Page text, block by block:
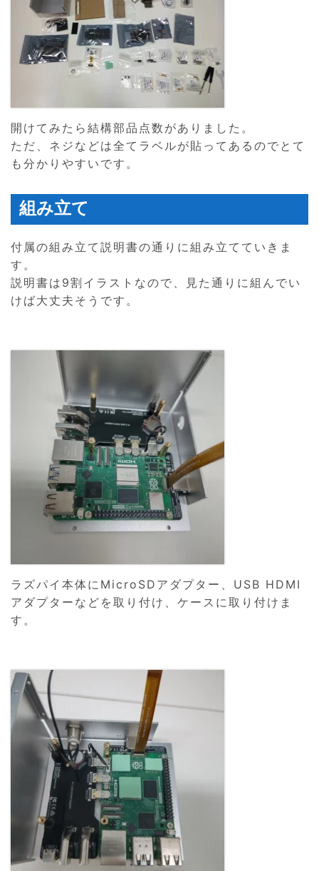
開けてみたら結構部品点数がありました。
ただ、ネジなどは全てラベルが貼ってあるのでとて
も分かりやすいです。
組み立て
付属の組み立て説明書の通りに組み立てていきま
す。
説明書は9割イラストなので、見た通りに組んでい
けば大丈夫そうです。
ラズパイ本体にMicroSDアダプター、USB HDMI
アダプターなどを取り付け、ケースに取り付けま
す。